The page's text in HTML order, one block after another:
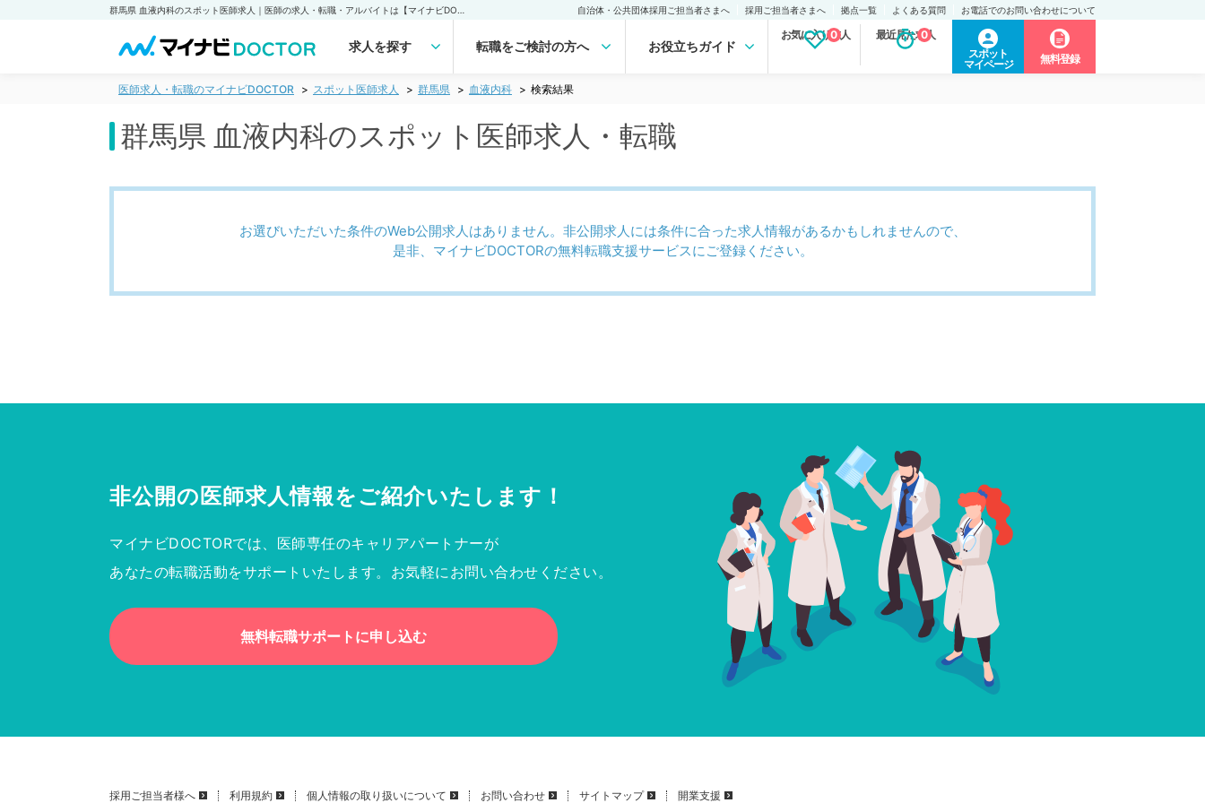
自治体・公共団体採用ご担当者さまへ 採用ご担当者さまへ 拠点一覧 よくある質問 お電話でのお問い合わせについて
求人を探す 転職をご検討の方へ お役立ちガイド
お気に入り求人
0 最近見た求人
0
スポット
マイページ
無料登録
医師求人・転職のマイナビDOCTOR スポット医師求人 群馬県 血液内科 検索結果
群馬県 血液内科のスポット医師求人・転職
お選びいただいた条件のWeb公開求人はありません。非公開求人には条件に合った求人情報があるかもしれませんので、
是非、マイナビDOCTORの無料転職支援サービスにご登録ください。
非公開の医師求人情報をご紹介いたします！
マイナビDOCTORでは、医師専任のキャリアパートナーが
あなたの転職活動をサポートいたします。お気軽にお問い合わせください。
無料転職サポートに申し込む
採用ご担当者様へ 利用規約 個人情報の取り扱いについて お問い合わせ サイトマップ 開業支援